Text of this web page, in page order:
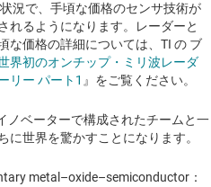
況で、手頃な価格のセンサ技術が
れるようになります。レーダーと
な価格の詳細については、TI の ブ
界初のオンチップ・ミリ波レーダ
リー パート1 』をご覧ください。
ノベーターで構成されたチームと一
世界を驚かすことになります。
metal–oxide–semiconductor：